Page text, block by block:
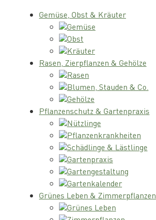
Gemüse, Obst & Kräuter
Gemüse
Obst
Kräuter
Rasen, Zierpflanzen & Gehölze
Rasen
Blumen, Stauden & Co.
Gehölze
Pflanzenschutz & Gartenpraxis
Nützlinge
Pflanzenkrankheiten
Schädlinge & Lästlinge
Gartenpraxis
Gartengestaltung
Gartenkalender
Grünes Leben & Zimmerpflanzen
Grünes Leben